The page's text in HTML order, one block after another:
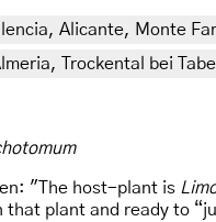
Alicante, Monte
Trockental bei
"The host-plant is
that plant and ready to